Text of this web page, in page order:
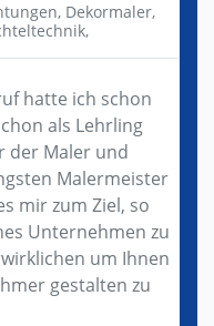
Dekormaler,
hatte ich schon
als Lehrling
der Maler und
Malermeister
mir zum Ziel, so
Unternehmen zu
um Ihnen
gestalten zu